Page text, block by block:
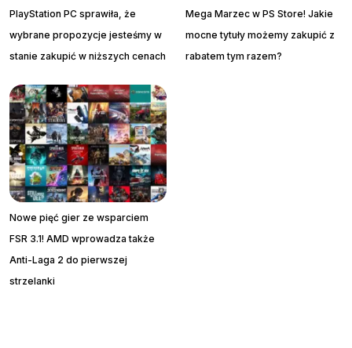
PlayStation PC sprawiła, że
wybrane propozycje jesteśmy w
stanie zakupić w niższych cenach
Mega Marzec w PS Store! Jakie
mocne tytuły możemy zakupić z
rabatem tym razem?
Nowe pięć gier ze wsparciem
FSR 3.1! AMD wprowadza także
Anti-Laga 2 do pierwszej
strzelanki